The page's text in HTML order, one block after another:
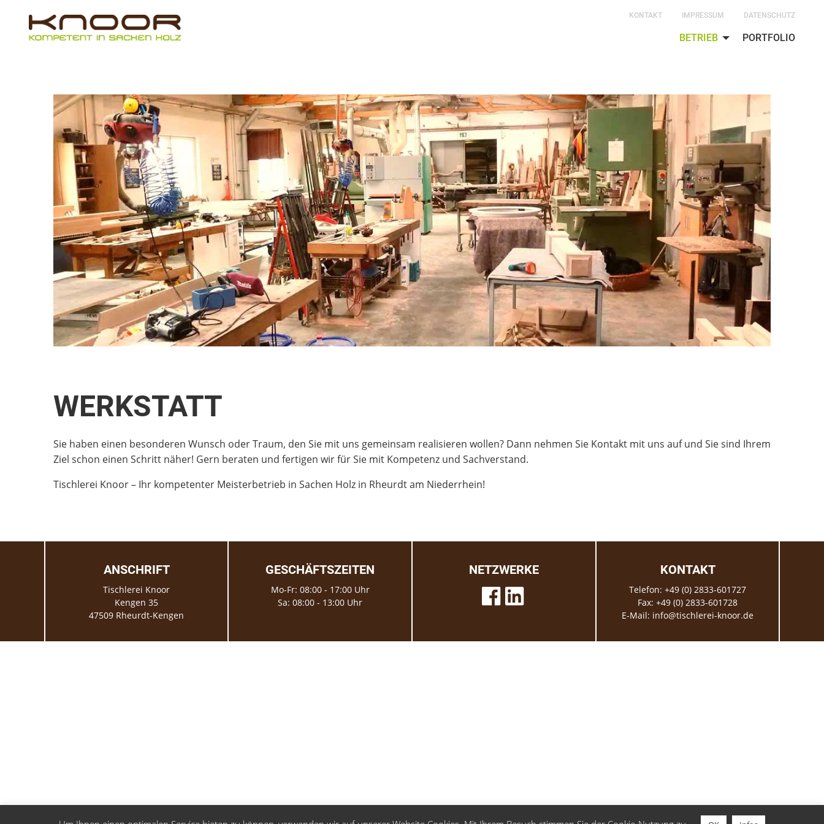
KONTAKT IMPRESSUM DATENSCHUTZ
BETRIEB PORTFOLIO
WERKSTATT
Sie haben einen besonderen Wunsch oder Traum, den Sie mit uns gemeinsam realisieren wollen? Dann nehmen Sie Kontakt mit uns auf und Sie sind Ihrem
Ziel schon einen Schritt näher! Gern beraten und fertigen wir für Sie mit Kompetenz und Sachverstand.
Tischlerei Knoor – Ihr kompetenter Meisterbetrieb in Sachen Holz in Rheurdt am Niederrhein!
ANSCHRIFT
Tischlerei Knoor
Kengen 35
47509 Rheurdt-Kengen
GESCHÄFTSZEITEN
Mo-Fr: 08:00 - 17:00 Uhr
Sa: 08:00 - 13:00 Uhr
NETZWERKE KONTAKT
Telefon: +49 (0) 2833-601727
Fax: +49 (0) 2833-601728
E-Mail: info@tischlerei-knoor.de